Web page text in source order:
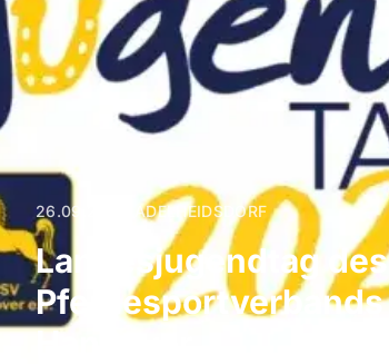
26.09.2026 ADELHEIDSDORF
Landesjugendtag des
Pferdesportverbands
Hannover